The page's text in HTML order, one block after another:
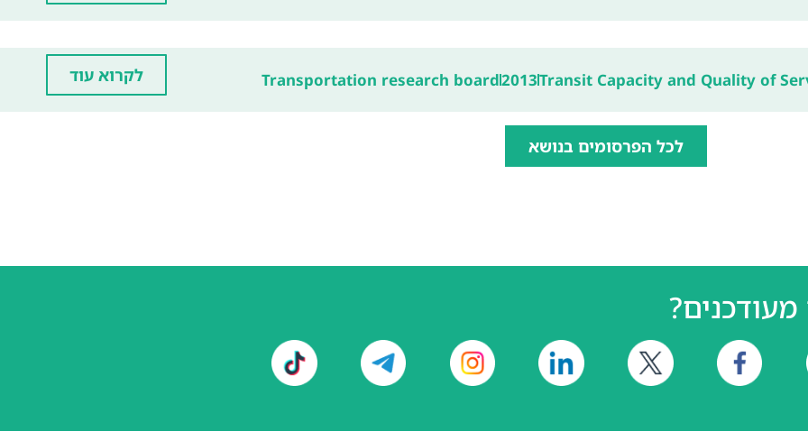
Transit Capacity and Quality of
2013
Transportation research board לקרוא עוד
לכל הפרסומים בנושא